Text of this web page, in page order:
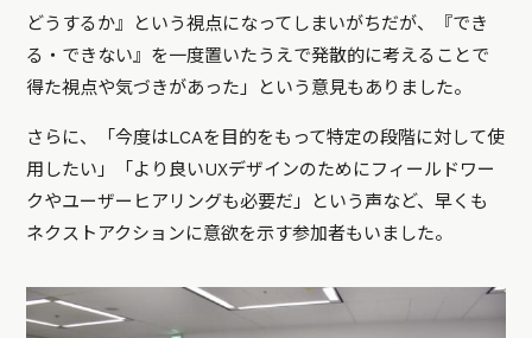
どうするか』という視点になってしまいがちだが、『でき
る・できない』を一度置いたうえで発散的に考えることで
得た視点や気づきがあった」という意見もありました。
さらに、「今度はLCAを目的をもって特定の段階に対して使
用したい」「より良いUXデザインのためにフィールドワー
クやユーザーヒアリングも必要だ」という声など、早くも
ネクストアクションに意欲を示す参加者もいました。